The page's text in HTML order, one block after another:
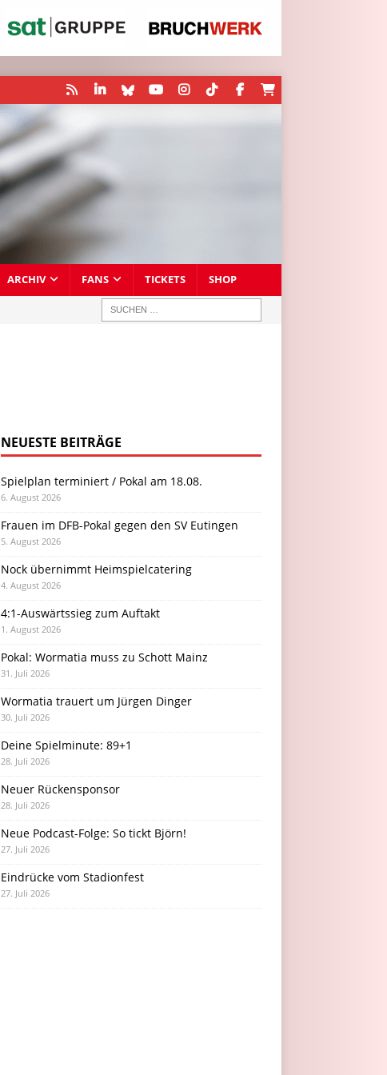
ARCHIV FANS TICKETS SHOP
NEUESTE BEITRÄGE
Spielplan terminiert / Pokal am 18.08.
6. August 2026
Frauen im DFB-Pokal gegen den SV Eutingen
5. August 2026
Nock übernimmt Heimspielcatering
4. August 2026
4:1-Auswärtssieg zum Auftakt
1. August 2026
Pokal: Wormatia muss zu Schott Mainz
31. Juli 2026
Wormatia trauert um Jürgen Dinger
30. Juli 2026
Deine Spielminute: 89+1
28. Juli 2026
Neuer Rückensponsor
28. Juli 2026
Neue Podcast-Folge: So tickt Björn!
27. Juli 2026
Eindrücke vom Stadionfest
27. Juli 2026